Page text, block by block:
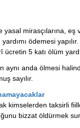
yasal mirasçılarına,
ödemesi
5 katı ölüm
anda ölmesi
sayılır.
kimselerden taksirli
bizzat öldürmek